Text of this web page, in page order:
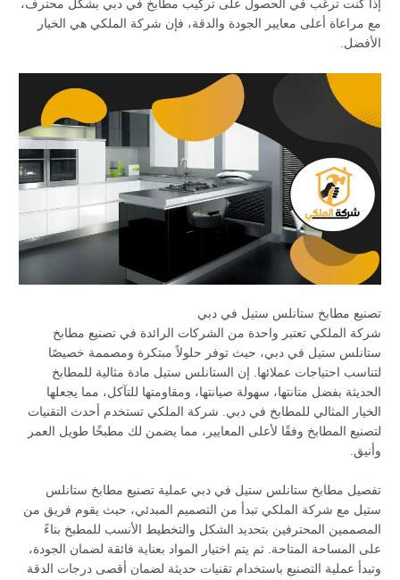
إذا كنت ترغب في الحصول على تركيب مطابخ في دبي بشكل محترف،
مع مراعاة أعلى معايير الجودة والدقة، فإن شركة الملكي هي الخيار
الأفضل.
تصنيع مطابخ ستانلس ستيل في دبي
شركة الملكي تعتبر واحدة من الشركات الرائدة في تصنيع مطابخ
ستانلس ستيل في دبي، حيث توفر حلولاً مبتكرة ومصممة خصيصًا
لتناسب احتياجات عملائها. إن الستانلس ستيل مادة مثالية للمطابخ
الحديثة بفضل متانتها، سهولة صيانتها، ومقاومتها للتآكل، مما يجعلها
الخيار المثالي للمطابخ في دبي. شركة الملكي تستخدم أحدث التقنيات
لتصنيع المطابخ وفقًا لأعلى المعايير، مما يضمن لك مطبخًا طويل العمر
وأنيق.
تفصيل مطابخ ستانلس ستيل في دبي عملية تصنيع مطابخ ستانلس
ستيل مع شركة الملكي تبدأ من التصميم المبدئي، حيث يقوم فريق من
المصممين المحترفين بتحديد الشكل والتخطيط الأنسب للمطبخ بناءً
على المساحة المتاحة. ثم يتم اختيار المواد بعناية فائقة لضمان الجودة،
وتبدأ عملية التصنيع باستخدام تقنيات حديثة لضمان أقصى درجات الدقة